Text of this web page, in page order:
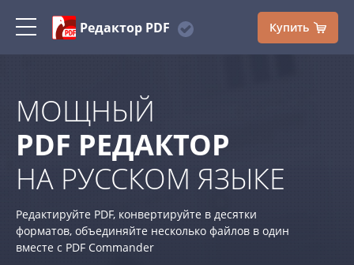
Редактор PDF Купить
МОЩНЫЙ
PDF РЕДАКТОР
НА РУССКОМ ЯЗЫКЕ
Редактируйте PDF, конвертируйте в десятки
форматов, объединяйте несколько файлов в один
вместе с PDF Commander